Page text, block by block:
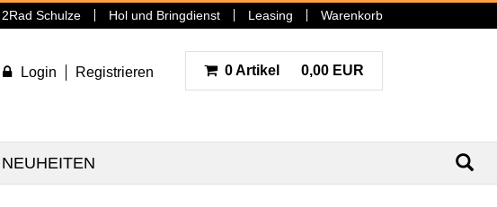
2Rad Schulze Hol und Bringdienst Leasing Warenkorb
Login Registrieren 0 Artikel 0,00 EUR
NEUHEITEN